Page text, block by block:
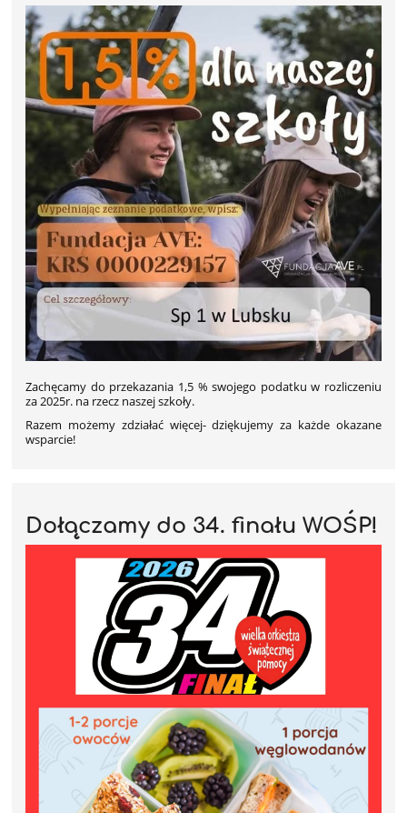
Zachęcamy do przekazania 1,5 % swojego podatku w rozliczeniu
za 2025r. na rzecz naszej szkoły.
Razem możemy zdziałać więcej- dziękujemy za każde okazane
wsparcie!
Dołączamy do 34. finału WOŚP!